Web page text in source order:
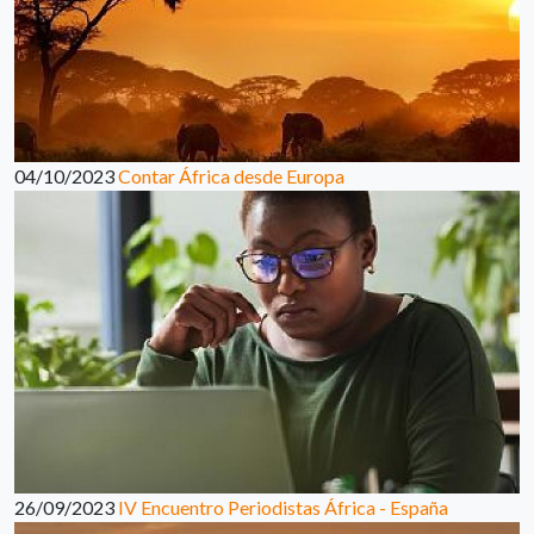
04/10/2023Contar África desde Europa
26/09/2023 IV Encuentro Periodistas África - España